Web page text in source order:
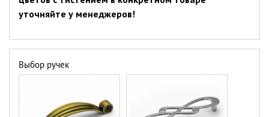
уточняйте у менеджеров!
Выбор ручек